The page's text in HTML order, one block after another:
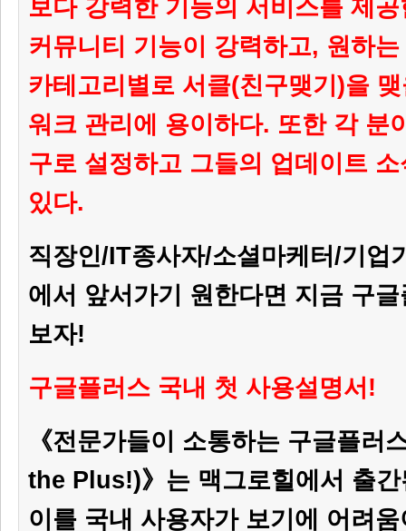
보다 강력한 기능의 서비스를 제
커뮤니티 기능이 강력하고, 원하
카테고리별로 서클(친구맺기)을
워크 관리에 용이하다. 또한 각 분
구로 설정하고 그들의 업데이트
있다.
직장인/IT종사자/소셜마케터/기업
에서 앞서가기 원한다면 지금 구
보자!
구글플러스 국내 첫 사용설명서!
《전문가들이 소통하는 구글플러
the Plus!)》는 맥그로힐에서 출
이를 국내 사용자가 보기에 어려